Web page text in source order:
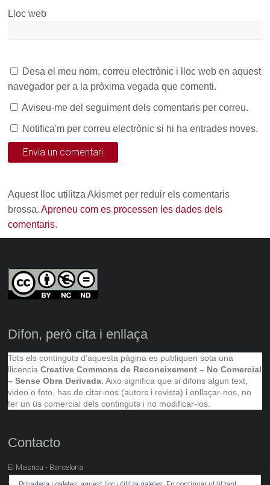
Lloc web
Desa el meu nom, correu electrònic i lloc web en aquest
navegador per a la pròxima vegada que comenti.
Aviseu-me del seguiment dels comentaris per correu.
Notifica'm per correu electrònic si hi ha entrades noves.
Aquest lloc utilitza Akismet per reduir els comentaris
brossa.Apreneu com es processen les dades dels
comentaris.
Difon, però cita i enllaça
Tots els continguts d’aquesta pàgina es publiquen sota una
llicenciaCreative Commons de Reconeixement – No Comercial
– Sense Obra Derivada. Aixo significa que si difons algun text,
video o foto, has de citar-nos (autors i revista) i enllaçar-nos, no
fer un ús comercial dels continguts i no modificar-los.
Contacto
El Masnou - Barcelona
artsocial@neret.cat